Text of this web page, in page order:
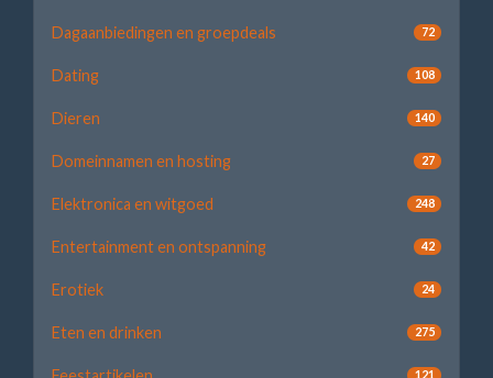
Dagaanbiedingen en groepdeals 72
Dating 108
Dieren 140
Domeinnamen en hosting 27
Elektronica en witgoed 248
Entertainment en ontspanning 42
Erotiek 24
Eten en drinken 275
121